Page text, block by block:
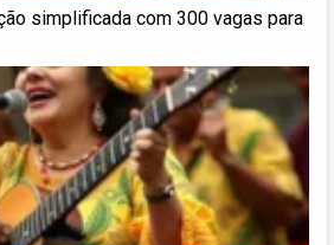
simplificada com 300 vagas para